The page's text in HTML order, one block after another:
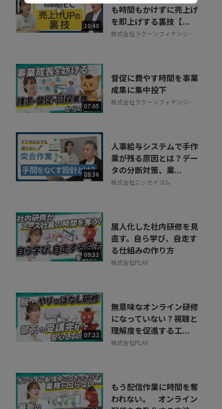
10:40
も時間もかけずに売上げ
を即上げする裏技【...
株式会社ラクーンフィナンシャ
07:05
督促に費やす時間を事業
成果に集中投下
株式会社ラクーンフィナンシャ
08:36
人事給与システムで手作
業が残る原因とは？デー
タの分断対策、業...
株式会社ニッセイコム
09:31
属人化した社内研修を見
直す。自ら学び、自走す
る仕組みの作り方
株式会社PLAY
07:22
無意味なオンライン研修
になっていない？視聴と
理解度を促進する工...
株式会社PLAY
もう配信作業に時間を奪
われない。 オンライン